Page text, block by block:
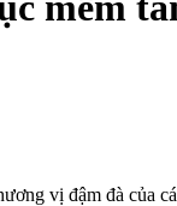
vị đậm đà của